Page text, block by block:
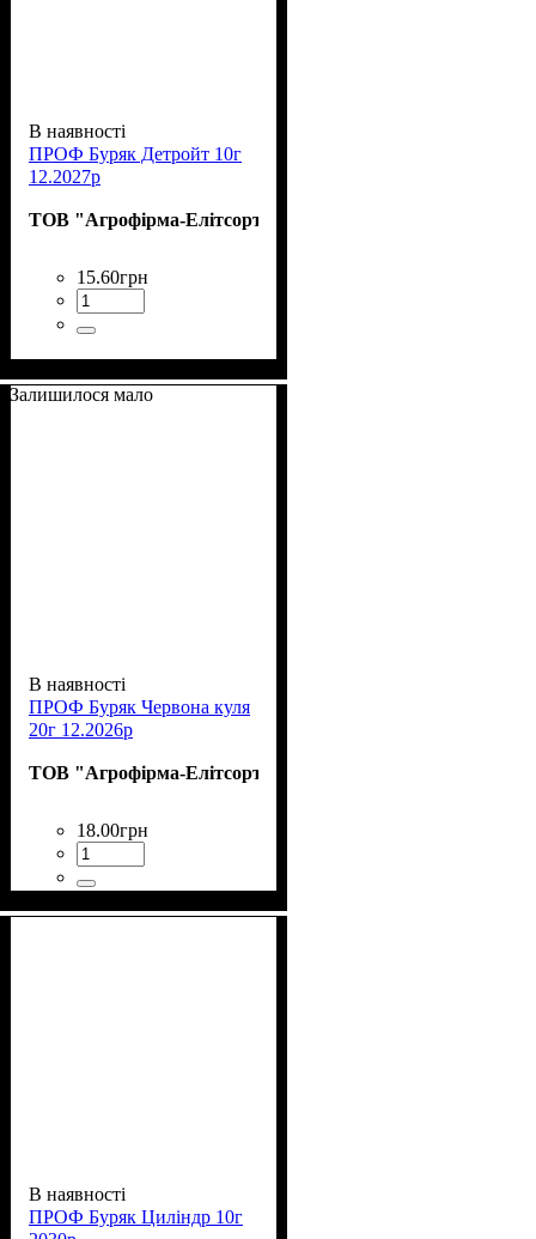
В наявності
ПРОФ Буряк Детройт 10г
12.2027р
ТОВ "Агрофірма-Елітсортнасіння"
15.60грн
Залишилося мало
В наявності
ПРОФ Буряк Червона куля
20г 12.2026р
ТОВ "Агрофірма-Елітсортнасіння"
18.00грн
В наявності
ПРОФ Буряк Циліндр 10г